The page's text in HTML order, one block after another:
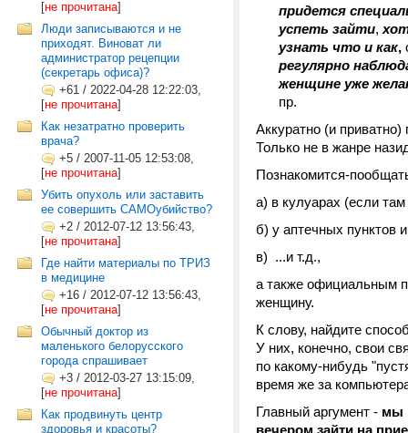
[не прочитана]
Люди записываются и не
приходят. Виноват ли
администратор рецепции
(секретарь офиса)?
+61 / 2022-04-28 12:22:03,
[не прочитана]
Как незатратно проверить
врача?
+5 / 2007-11-05 12:53:08,
[не прочитана]
Убить опухоль или заставить
ее совершить САМОубийство?
+2 / 2012-07-12 13:56:43,
[не прочитана]
Где найти материалы по ТРИЗ
в медицине
+16 / 2012-07-12 13:56:43,
[не прочитана]
Обычный доктор из
маленького белорусского
города спрашивает
+3 / 2012-03-27 13:15:09,
[не прочитана]
Как продвинуть центр
здоровья и красоты?
придется
успеть зайти,
узнать что и как,
регулярно
женщине уже
пр.
Аккуратно (и
Только не в жанре
Познакомится-
а) в кулуарах (если
б) у аптечных пунктов
в) ...и т.д.,
а также официальным
женщину.
К слову, найдите
У них, конечно, свои
по какому-нибудь
время же за
Главный аргумент - мы
вечером зайти на